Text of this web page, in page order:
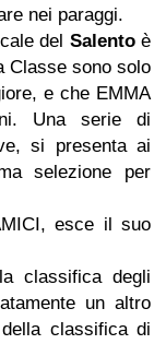
nei paraggi.
del Salentoè
Classe sono solo
e che EMMA
Una serie di
si presenta ai
selezione per
esce il suo
classifica degli
un altro
classifica di